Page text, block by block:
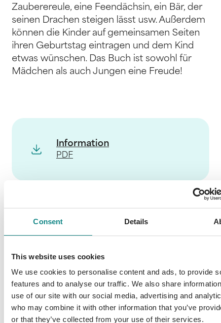
Consent Details
This website uses cookies
We use cookies to personalise content and ads, to provide
features and to analyse our traffic. We also share
use of our site with our social media, advertising and
who may combine it with other information that you’ve
or that they’ve collected from your use of their services.
Zauberereule, eine Feendächsin, ein Bär, der
seinen Drachen steigen lässt usw. Außerdem
können die Kinder auf gemeinsamen Seiten
ihren Geburtstag eintragen und dem Kind
etwas wünschen. Das Buch ist sowohl für
Mädchen als auch Jungen eine Freude!
Information
PDF